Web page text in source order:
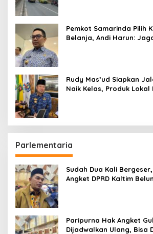
Pemkot Samarinda Pilih
Belanja, Andi Harun:
Rudy Mas’ud Siapkan
Naik Kelas, Produk Lokal
Parlementaria
Sudah Dua Kali
Angket DPRD Kaltim
Paripurna Hak Angket
Dijadwalkan Ulang, Bisa